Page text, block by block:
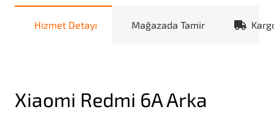
Hizmet Detayı Mağazada Tamir
Xiaomi Redmi 6A Arka